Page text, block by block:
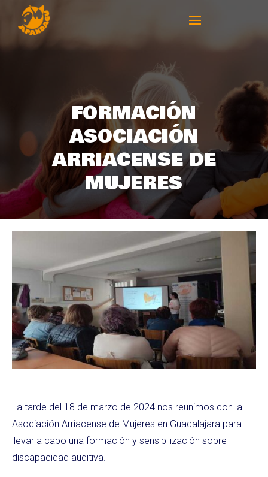
FORMACIÓN
ASOCIACIÓN
ARRIACENSE DE
MUJERES
La tarde del 18 de marzo de 2024 nos reunimos con la
Asociación Arriacense de Mujeres en Guadalajara para
llevar a cabo una formación y sensibilización sobre
discapacidad auditiva.